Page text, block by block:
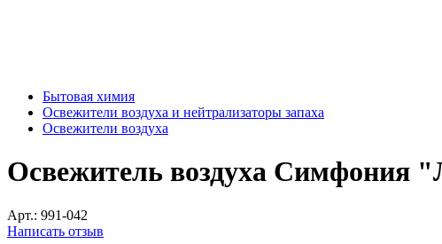
Бытовая химия
Освежители воздуха и нейтрализаторы запаха
Освежители воздуха
Освежитель воздуха Симфония
Арт.: 991-042
Написать отзыв